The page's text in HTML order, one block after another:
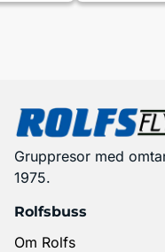
Gruppresor med
1975.
Rolfsbuss
Om Rolfs